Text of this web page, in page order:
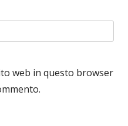
web in questo browser